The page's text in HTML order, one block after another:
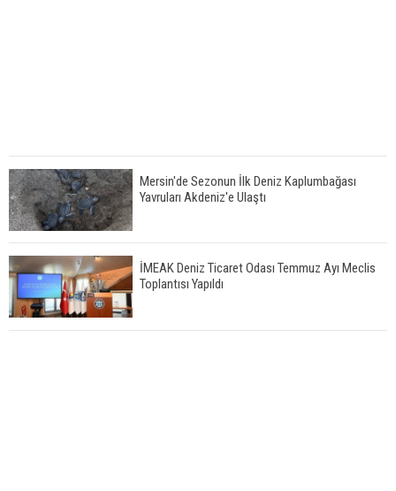
Mersin'de Sezonun İlk Deniz Kaplumbağası
Yavruları Akdeniz'e Ulaştı
İMEAK Deniz Ticaret Odası Temmuz Ayı Meclis
Toplantısı Yapıldı